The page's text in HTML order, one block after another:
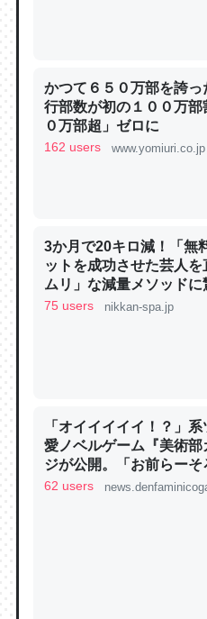
これを元に考えるとカル
類だと殻を無くしてナメ
─ニュース :: 【研究発表】昆
ウチもEchoを実家に置
中。あと、Googleマップ
─たまにLINEするくらいだっ
ちょうど同じ理由でEcho
きる。一生で親と会える
─たまにLINEするくらいだっ
かつて６５０万部を誇
行部数が初の１００万
０万部超」ゼロに
162 users www.yomiuri.co.jp
3か月で20キロ減！「無
ットを成功させた芸人
ムリ」な減量メソッド
75 users nikkan-spa.jp
「オイイイイイ！？」
愛ノベルゲーム『美術
ジが公開。「お前らー
黒微笑の夢女子や、萌え
62 users